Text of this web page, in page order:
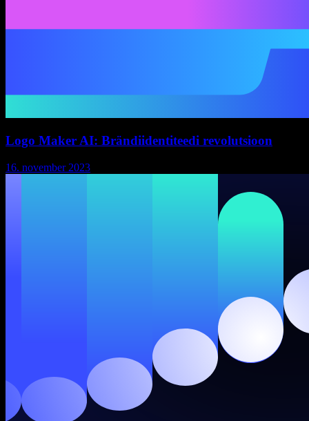
Logo Maker AI: Brändiidentiteedi revolutsioon
16. november 2023